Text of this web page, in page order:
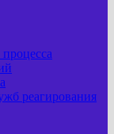
процесса
реагирования